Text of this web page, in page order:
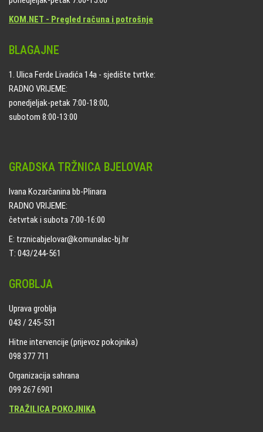
KOM.NET - Pregled računa i potrošnje
BLAGAJNE
1. Ulica Ferde Livadića 14a - sjedište tvrtke:
RADNO VRIJEME:
ponedjeljak-petak 7:00-18:00,
subotom 8:00-13:00
GRADSKA TRŽNICA BJELOVAR
Ivana Kozarčanina bb-Plinara
RADNO VRIJEME:
četvrtak i subota 7:00-16:00
E: trznicabjelovar@komunalac-bj.hr
T: 043/244-561
GROBLJA
Uprava groblja
043 / 245-531
Hitne intervencije (prijevoz pokojnika)
098 377 711
Organizacija sahrana
099 267 6901
TRAŽILICA POKOJNIKA